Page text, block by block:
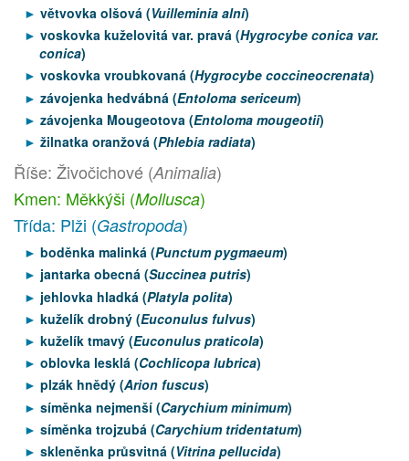
větvovka olšová (Vuilleminia alni)
voskovka kuželovitá var. pravá (Hygrocybe conica var.
conica)
voskovka vroubkovaná (Hygrocybe coccineocrenata)
závojenka hedvábná (Entoloma sericeum)
závojenka Mougeotova (Entoloma mougeotii)
žilnatka oranžová (Phlebia radiata)
Říše: Živočichové (Animalia)
Kmen: Měkkýši (Mollusca)
Třída: Plži (Gastropoda)
boděnka malinká (Punctum pygmaeum)
jantarka obecná (Succinea putris)
jehlovka hladká (Platyla polita)
kuželík drobný (Euconulus fulvus)
kuželík tmavý (Euconulus praticola)
oblovka lesklá (Cochlicopa lubrica)
plzák hnědý (Arion fuscus)
síměnka nejmenší (Carychium minimum)
síměnka trojzubá (Carychium tridentatum)
skleněnka průsvitná (Vitrina pellucida)